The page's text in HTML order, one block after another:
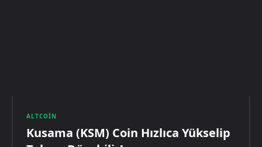
ALTCOIN
Kusama (KSM) Coin Hızlıca Yükselip